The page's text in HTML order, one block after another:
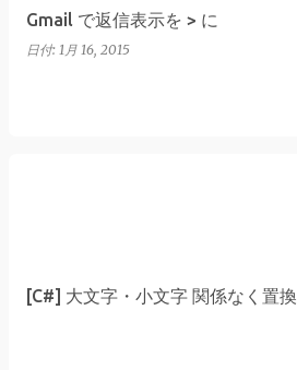
Gmail で返信表示を > に
日付: 1月 16, 2015
[C#] 大文字・小文字 関係なく置換